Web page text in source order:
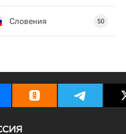
Словения 50